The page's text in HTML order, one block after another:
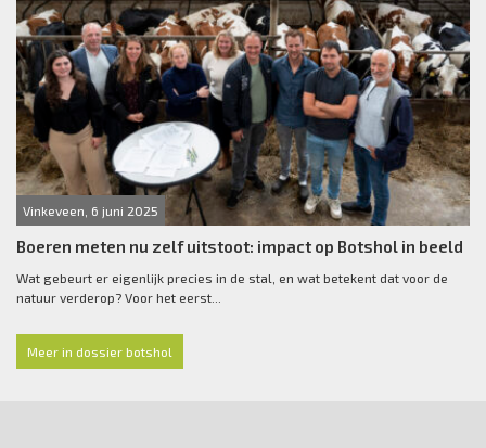
Vinkeveen, 6 juni 2025
Boeren meten nu zelf uitstoot: impact op Botshol in beeld
Wat gebeurt er eigenlijk precies in de stal, en wat betekent dat voor de
natuur verderop? Voor het eerst...
Meer in dossier botshol